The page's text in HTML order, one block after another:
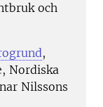
och
,
Nordiska
Nilssons